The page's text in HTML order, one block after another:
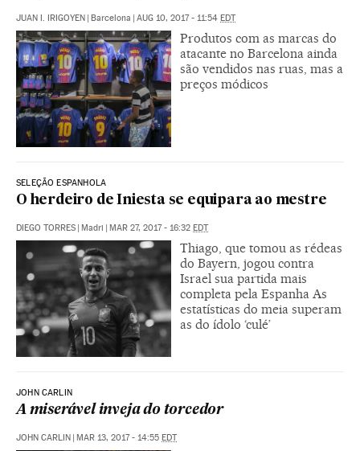
JUAN I. IRIGOYEN | Barcelona | AUG 10, 2017 - 11:54 EDT
Produtos com as marcas do
atacante no Barcelona ainda
são vendidos nas ruas, mas a
preços módicos
SELEÇÃO ESPANHOLA
O herdeiro de Iniesta se equipara ao mestre
DIEGO TORRES | Madri | MAR 27, 2017 - 16:32 EDT
Thiago, que tomou as rédeas
do Bayern, jogou contra
Israel sua partida mais
completa pela Espanha As
estatísticas do meia superam
as do ídolo ‘culé’
JOHN CARLIN
A miserável inveja do torcedor
JOHN CARLIN | MAR 13, 2017 - 14:55 EDT